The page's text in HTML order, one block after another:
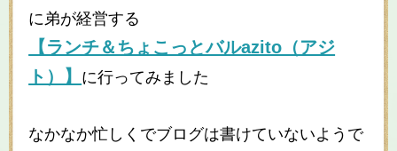
に弟が経営する
【ランチ＆ちょこっとバルazito（アジ
ト）】 に行ってみました
なかなか忙しくでブログは書けていないようで